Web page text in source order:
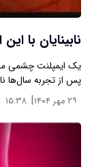
نابینایان با
یک ایمپلنت چشمی
پس از تجربه سال‌ها
۲۹ مهر ۱۴۰۴ | ۱۵:۳۸